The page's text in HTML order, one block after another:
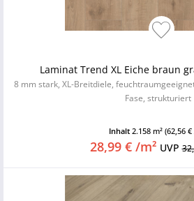
Laminat Trend XL Eiche braun
8 mm stark, XL-Breitdiele,
Fase, strukturiert
Inhalt 2.158 m² (62,56
28,99 € /m² UVP